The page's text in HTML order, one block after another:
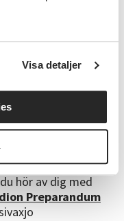
Visa detaljer
platser (håll koll
vid anmälan så vi
information. Vill
kan
dig
ofta i
Vi går ofta ut med
sociala medier så
hör av dig med
Preparandum